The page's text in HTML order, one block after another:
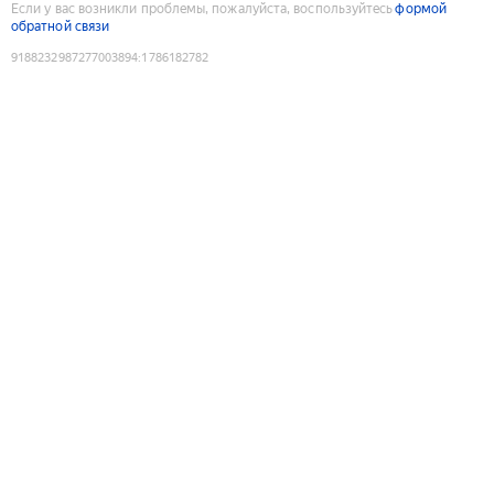
Если у вас возникли проблемы, пожалуйста, воспользуйтесьформой
обратной связи
9188232987277003894:1786182782